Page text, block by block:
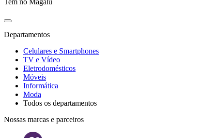
Departamentos
Celulares e Smartphones
TV e Vídeo
Eletrodomésticos
Móveis
Informática
Moda
Todos os departamentos
Nossas marcas e parceiros